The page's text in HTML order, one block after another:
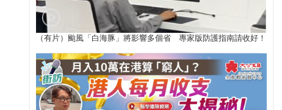
（有片）颱風「白海豚」將影響多個省 專家版防護指南請收好！